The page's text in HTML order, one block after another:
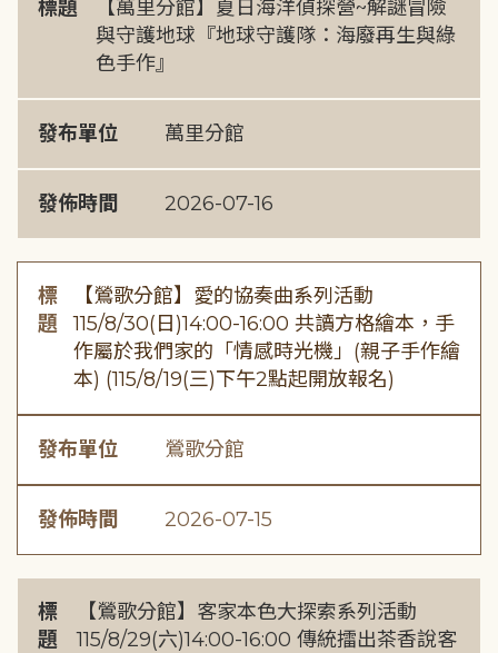
標題
【萬里分館】夏日海洋偵探營~解謎冒險
與守護地球『地球守護隊：海廢再生與綠
色手作』
發布單位 萬里分館
發佈時間 2026-07-16
標
題
【鶯歌分館】愛的協奏曲系列活動
115/8/30(日)14:00-16:00 共讀方格繪本，手
作屬於我們家的「情感時光機」(親子手作繪
本) (115/8/19(三)下午2點起開放報名)
發布單位 鶯歌分館
發佈時間 2026-07-15
標
題
【鶯歌分館】客家本色大探索系列活動
115/8/29(六)14:00-16:00 傳統擂出茶香說客